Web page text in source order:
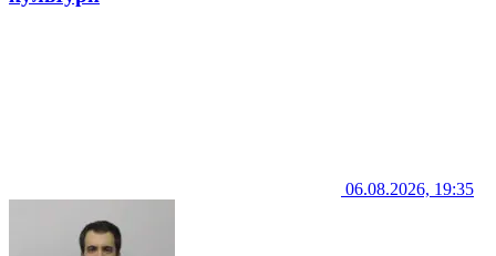
06.08.2026, 19:35